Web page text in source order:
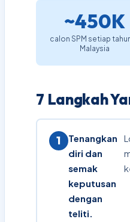
~450K
calon SPM setiap
Malaysia
7 Langkah
Tenangkan
diri dan
semak
keputusan
dengan
teliti.